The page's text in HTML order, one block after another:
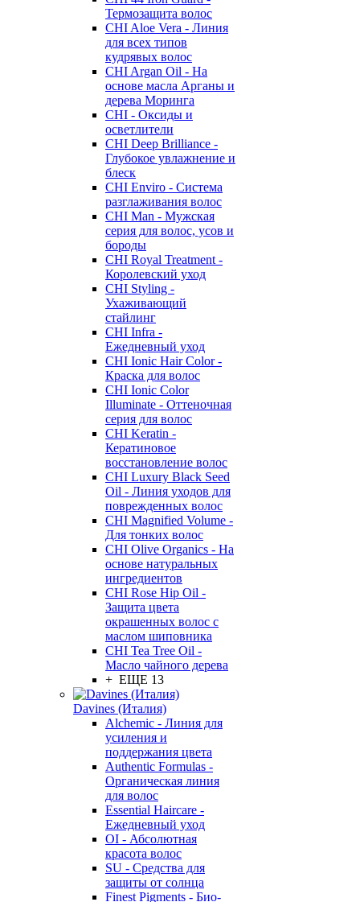
Термозащита волос
CHI Aloe Vera - Линия
для всех типов
кудрявых волос
CHI Argan Oil - На
основе масла Арганы и
дерева Моринга
CHI - Оксиды и
осветлители
CHI Deep Brilliance -
Глубокое увлажнение и
блеск
CHI Enviro - Система
разглаживания волос
CHI Man - Мужская
серия для волос, усов и
бороды
CHI Royal Treatment -
Королевский уход
CHI Styling -
Ухаживающий
стайлинг
CHI Infra -
Ежедневный уход
CHI Ionic Hair Color -
Краска для волос
CHI Ionic Color
Illuminate - Оттеночная
серия для волос
CHI Keratin -
Кератиновое
восстановление волос
CHI Luxury Black Seed
Oil - Линия уходов для
поврежденных волос
CHI Magnified Volume -
Для тонких волос
CHI Olive Organics - На
основе натуральных
ингредиентов
CHI Rose Hip Oil -
Защита цвета
окрашенных волос с
маслом шиповника
CHI Tea Tree Oil -
Масло чайного дерева
+ ЕЩЕ 13
Davines (Италия)
Alchemic - Линия для
усиления и
поддержания цвета
Authentic Formulas -
Органическая линия
для волос
Essential Haircare -
Eжедневный уход
OI - Абсолютная
красота волос
SU - Средства для
защиты от солнца
Finest Pigments - Био-